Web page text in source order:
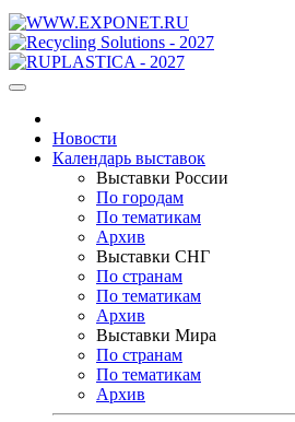
Новости
Календарь выставок
Выставки России
По городам
По тематикам
Архив
Выставки СНГ
По странам
По тематикам
Архив
Выставки Мира
По странам
По тематикам
Архив